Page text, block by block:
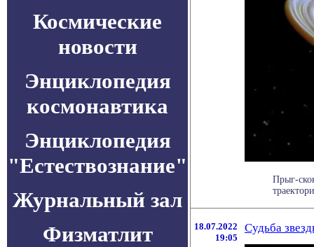
Космические
новости
Энциклопедия
космонавтика
Энциклопедия
"Естествознание"
Журнальный зал
Физматлит
Прыг-
18.07.2022
19:05
Судьба